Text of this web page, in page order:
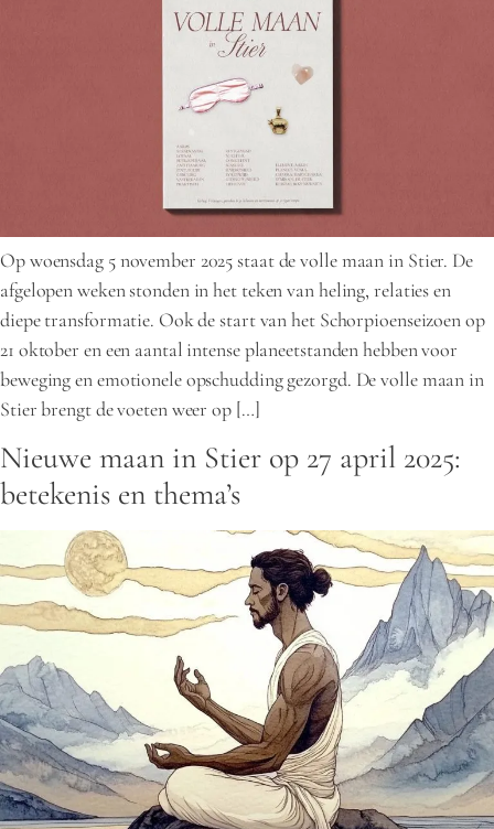
Op woensdag 5 november 2025 staat de volle maan in Stier. De
afgelopen weken stonden in het teken van heling, relaties en
diepe transformatie. Ook de start van het Schorpioenseizoen op
21 oktober en een aantal intense planeetstanden hebben voor
beweging en emotionele opschudding gezorgd. De volle maan in
Stier brengt de voeten weer op […]
Nieuwe maan in Stier op 27 april 2025:
betekenis en thema’s